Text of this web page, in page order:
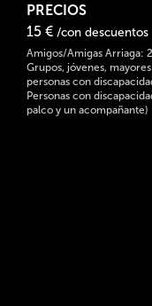
PRECIOS
15 € /con descuentos
Amigos/Amigas Arriaga:
Grupos, jóvenes,
personas con
Personas con
palco y un acompañante)